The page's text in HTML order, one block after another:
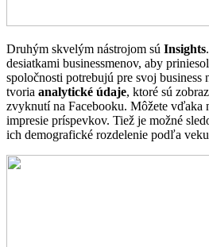
Druhým skvelým nástrojom sú Insights
desiatkami businessmenov, aby
spoločnosti potrebujú pre svoj business
tvoria analytické údaje, ktoré sú
zvyknutí na Facebooku. Môžete vďaka
impresie príspevkov. Tiež je možné
ich demografické rozdelenie podľa